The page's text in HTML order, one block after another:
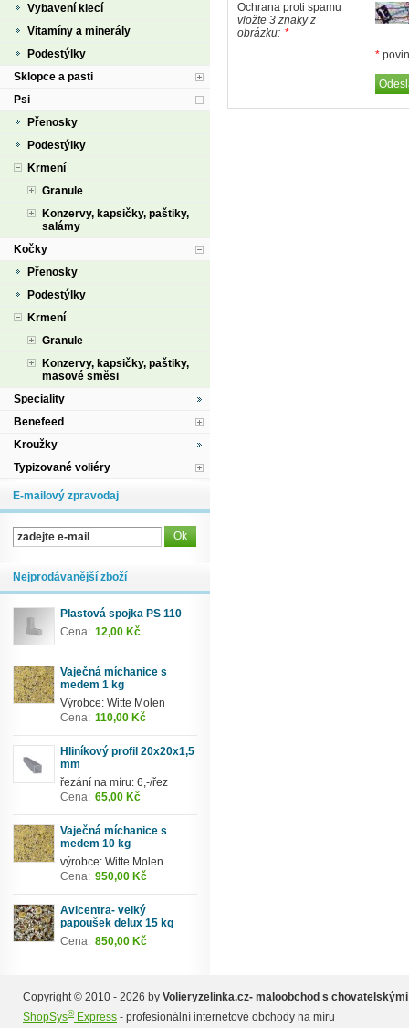
Ochrana proti spamu
vložte 3 znaky z
obrázku: *
*
Vybavení klecí
Vitamíny a minerály
Podestýlky
Sklopce a pasti
Psi
Přenosky
Podestýlky
Krmení
Granule
Konzervy, kapsičky, paštiky,
salámy
Kočky
Přenosky
Podestýlky
Krmení
Granule
Konzervy, kapsičky, paštiky,
masové směsi
Speciality
Benefeed
Kroužky
Typizované voliéry
E-mailový zpravodaj
Nejprodávanější zboží
Plastová spojka PS 110
Cena: 12,00 Kč
Vaječná míchanice s
medem 1 kg
Výrobce: Witte Molen
Cena: 110,00 Kč
Hliníkový profil 20x20x1,5
mm
řezání na míru: 6,-/řez
Cena: 65,00 Kč
Vaječná míchanice s
medem 10 kg
výrobce: Witte Molen
Cena: 950,00 Kč
Avicentra- velký
papoušek delux 15 kg
Cena: 850,00 Kč
Copyright © 2010 - 2026 by Volieryzelinka.cz- maloobchod s
ShopSys®Express - profesionální internetové obchody na míru